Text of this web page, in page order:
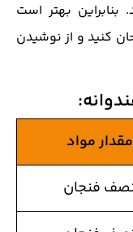
بنابراین بهتر است
کنید و از نوشیدن
:
مقدار مواد
فنجان